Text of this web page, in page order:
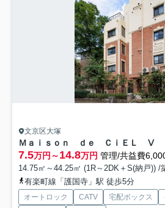
文京区大塚
Ｍａｉｓｏｎ ｄｅ ＣｉＥＬ Ⅴ
7.5万円～14.8万円 管理/共益費
14.75㎡～44.25㎡ (1R～2DK＋S(納戸)) /
有楽町線「護国寺」駅 徒歩5分
オートロック CATV 宅配ボックス